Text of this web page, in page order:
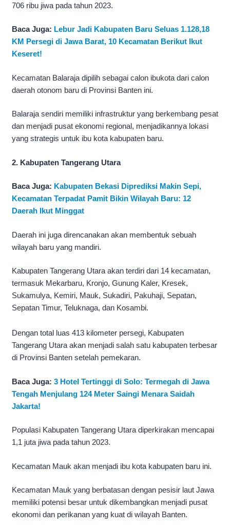
706 ribu jiwa pada tahun 2023.
Baca Juga: Lebur Jadi Kabupaten Baru Seluas 1.128,18
KM Persegi di Jawa Barat, 10 Kecamatan Berikut Ikut
Keseret!
Kecamatan Balaraja dipilih sebagai calon ibukota dari calon
daerah otonom baru di Provinsi Banten ini.
Balaraja sendiri memiliki infrastruktur yang berkembang pesat
dan menjadi pusat ekonomi regional, menjadikannya lokasi
yang strategis untuk ibu kota kabupaten baru.
2. Kabupaten Tangerang Utara
Baca Juga: Kabupaten Bekasi Diprediksi Makin Sepi,
Kecamatan Terpadat Pamit Bikin Wilayah Baru: 12
Daerah Ikut Minggat
Daerah ini juga direncanakan akan membentuk sebuah
wilayah baru yang mandiri.
Kabupaten Tangerang Utara akan terdiri dari 14 kecamatan,
termasuk Mekarbaru, Kronjo, Gunung Kaler, Kresek,
Sukamulya, Kemiri, Mauk, Sukadiri, Pakuhaji, Sepatan,
Sepatan Timur, Teluknaga, dan Kosambi.
Dengan total luas 413 kilometer persegi, Kabupaten
Tangerang Utara akan menjadi salah satu kabupaten terbesar
di Provinsi Banten setelah pemekaran.
Baca Juga: 3 Hotel Tertinggi di Solo: Termegah di Jawa
Tengah Menjulang 124 Meter Saingi Menara Saidah
Jakarta!
Populasi Kabupaten Tangerang Utara diperkirakan mencapai
1,1 juta jiwa pada tahun 2023.
Kecamatan Mauk akan menjadi ibu kota kabupaten baru ini.
Kecamatan Mauk yang berbatasan dengan pesisir laut Jawa
memiliki potensi besar untuk dikembangkan menjadi pusat
ekonomi dan perikanan yang kuat di wilayah Banten.